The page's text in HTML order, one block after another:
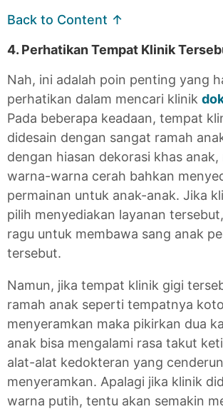
Back to Content ↑
4. Perhatikan Tempat Klinik
Nah, ini adalah poin penting yang
perhatikan dalam mencari klinik
Pada beberapa keadaan, tempat
didesain dengan sangat ramah
dengan hiasan dekorasi khas
warna-warna cerah bahkan
permainan untuk anak-anak. Jika
pilih menyediakan layanan
ragu untuk membawa sang anak
tersebut.
Namun, jika tempat klinik gigi
ramah anak seperti tempatnya
menyeramkan maka pikirkan dua
anak bisa mengalami rasa takut
alat-alat kedokteran yang
menyeramkan. Apalagi jika klinik
warna putih, tentu akan semakin